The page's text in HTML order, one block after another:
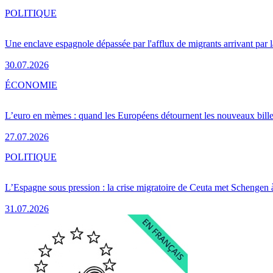
Une enclave espagnole dépassée par l'afflux de migrants arrivant par
30.07.2026
POLITIQUE
L’euro en mèmes : quand les Européens détournent les nouveaux
27.07.2026
ÉCONOMIE
L’Espagne sous pression : la crise migratoire de Ceuta met Schengen
31.07.2026
POLITIQUE